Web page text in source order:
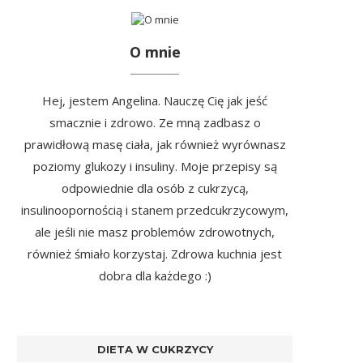
O mnie
Hej, jestem Angelina. Nauczę Cię jak jeść
smacznie i zdrowo. Ze mną zadbasz o
prawidłową masę ciała, jak również wyrównasz
poziomy glukozy i insuliny. Moje przepisy są
odpowiednie dla osób z cukrzycą,
insulinoopornością i stanem przedcukrzycowym,
ale jeśli nie masz problemów zdrowotnych,
również śmiało korzystaj. Zdrowa kuchnia jest
dobra dla każdego :)
DIETA W CUKRZYCY